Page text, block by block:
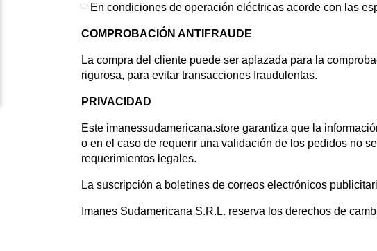
– En condiciones de operación eléctricas acorde con las
COMPROBACIÓN ANTIFRAUDE
La compra del cliente puede ser aplazada para la
rigurosa, para evitar transacciones fraudulentas.
PRIVACIDAD
Este imanessudamericana.store garantiza que la
o en el caso de requerir una validación de los pedidos no
requerimientos legales.
La suscripción a boletines de correos electrónicos
Imanes Sudamericana S.R.L. reserva los derechos de